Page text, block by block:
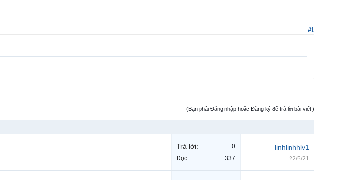
#1
(Bạn phải Đăng nhập hoặc Đăng ký để trả lời bài viết.)
Trả lời:
0
Đọc:
337
linhlinhhlv1
22/5/21